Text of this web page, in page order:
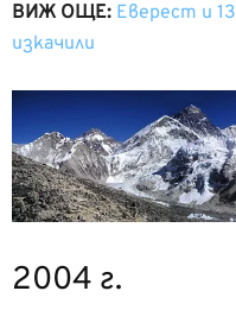
ВИЖ ОЩЕ: Еверест и
изкачили
2004 г.